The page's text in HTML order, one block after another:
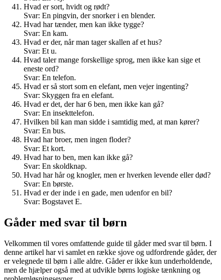
Hvad er sort, hvidt og rødt?
Svar: En pingvin, der snorker i en blender.
Hvad har tænder, men kan ikke tygge?
Svar: En kam.
Hvad er der, når man tager skallen af et hus?
Svar: Et u.
Hvad taler mange forskellige sprog, men ikke kan sige et
eneste ord?
Svar: En telefon.
Hvad er så stort som en elefant, men vejer ingenting?
Svar: Skyggen fra en elefant.
Hvad er det, der har 6 ben, men ikke kan gå?
Svar: En insekttelefon.
Hvilken bil kan man sidde i samtidig med, at man kører?
Svar: En bus.
Hvad har broer, men ingen floder?
Svar: Et kort.
Hvad har to ben, men kan ikke gå?
Svar: En skoldknap.
Hvad har hår og knogler, men er hverken levende eller død?
Svar: En børste.
Hvad er der inde i en gade, men udenfor en bil?
Svar: Bogstavet E.
Gåder med svar til børn
Velkommen til vores omfattende guide til gåder med svar til børn. I
denne artikel har vi samlet en række sjove og udfordrende gåder, der
er velegnede til børn i alle aldre. Gåder er ikke kun underholdende,
men de hjælper også med at udvikle børns logiske tænkning og